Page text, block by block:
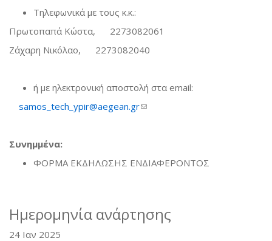
Τηλεφωνικά με τους κ.κ.:
Πρωτοπαπά Κώστα, 2273082061
Ζάχαρη Νικόλαο, 2273082040
ή με ηλεκτρονική αποστολή στα email:
samos_tech_ypir@aegean.gr(link sends e-mail)
Συνημμένα:
ΦΟΡΜΑ ΕΚΔΗΛΩΣΗΣ ΕΝΔΙΑΦΕΡΟΝΤΟΣ
Ημερομηνία ανάρτησης
24 Ιαν 2025